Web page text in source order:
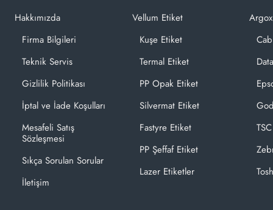
Hakkımızda
Firma Bilgileri
Teknik Servis
Gizlilik Politikası
İptal ve İade Koşulları
Mesafeli Satış
Sözleşmesi
Sıkça Sorulan Sorular
İletişim
Vellum Etiket
Kuşe Etiket
Termal Etiket
PP Opak Etiket
Silvermat Etiket
Fastyre Etiket
PP Şeffaf Etiket
Lazer Etiketler